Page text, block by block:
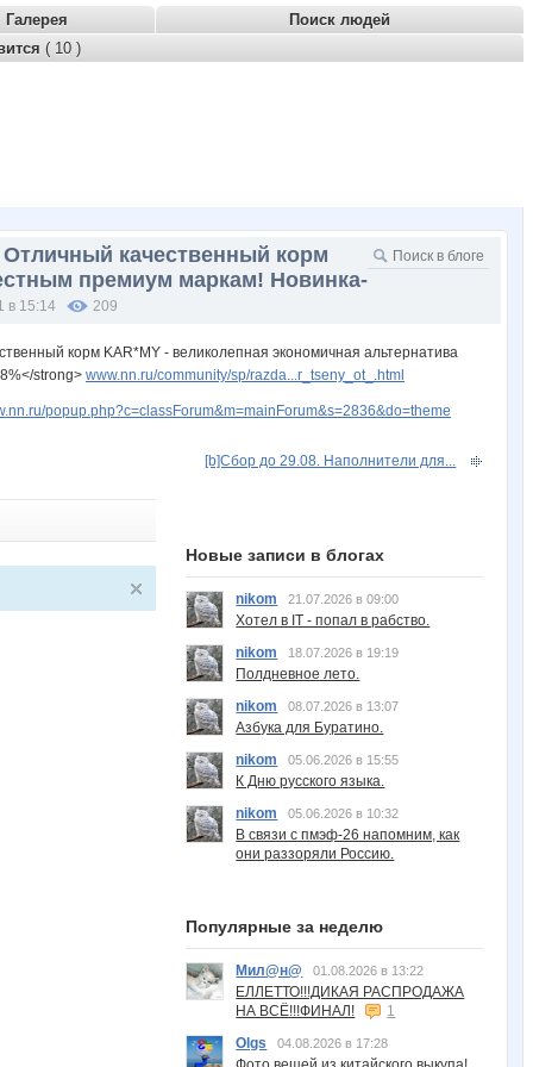
Галерея
Поиск людей
( 10 )
качественный корм
премиум маркам! Новинка-
в 15:14 209
корм KAR*MY - великолепная экономичная альтернатива
strong> www.nn.ru/community/sp/razda...r_tseny_ot_.html
popup.php?c=classForum&m=mainForum&s=2836&do=theme
[b]Сбор до 29.08. Наполнители для...
Новые записи в блогах
nikom 21.07.2026 в 09:00
Хотел в IT - попал в рабство.
nikom
18.07.2026 в 19:19
Полдневное лето.
nikom
08.07.2026 в 13:07
Азбука для Буратино.
nikom
05.06.2026 в 15:55
К Дню русского языка.
nikom
05.06.2026 в 10:32
В связи с пмэф-26 напомним, как
они раззоряли Россию.
Популярные за неделю
Мил@н@ 01.08.2026 в 13:22
ЕЛЛЕТТО!!!ДИКАЯ РАСПРОДАЖА
НА ВСЁ!!!ФИНАЛ!
1
Olgs
04.08.2026 в 17:28